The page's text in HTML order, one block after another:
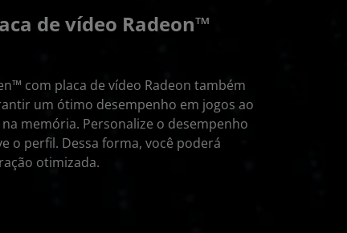
de vídeo Radeon™
com placa de vídeo Radeon também
um ótimo desempenho em jogos ao
memória. Personalize o desempenho
o perfil. Dessa forma, você poderá
otimizada.